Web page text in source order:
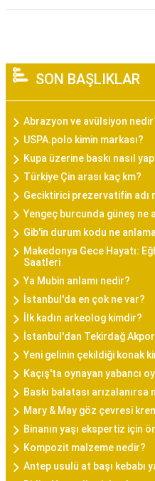
SON BAŞLIKLAR
Abrazyon ve avülsiyon
USPA.polo kimin markası?
Kupa üzerine baskı nasıl
Türkiye Çin arası kaç km?
Geciktirici prezervatifin adı
Yengeç burcunda güneş ne
Gib'in durum kodu ne
Makedonya Gece Hayatı:
Saatleri
Ya Mubin anlamı nedir?
İstanbul'da en çok ne var?
İlk kadın arkeolog kimdir?
İstanbul'dan Tekirdağ
Yeni gelinin çekildiği konak
Kaçış'ta oynayan yabancı
Baskı balatası arızalanırsa
Mary & May göz çevresi
Binanın yaşı ekspertiz için
Kompozit malzeme nedir?
Antep usulü at başı kebabı